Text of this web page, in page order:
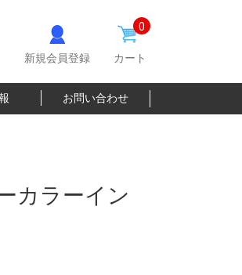
新規会員登録
0
カート
お問い合わせ
カラーイン